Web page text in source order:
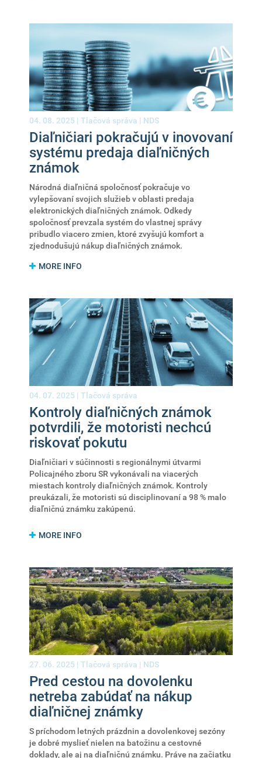
04. 08. 2025 | Tlačová správa | NDS
Diaľničiari pokračujú v inovovaní
systému predaja diaľničných
známok
Národná diaľničná spoločnosť pokračuje vo
vylepšovaní svojich služieb v oblasti predaja
elektronických diaľničných známok. Odkedy
spoločnosť prevzala systém do vlastnej správy
pribudlo viacero zmien, ktoré zvyšujú komfort a
zjednodušujú nákup diaľničných známok.
MORE INFO
04. 07. 2025 | Tlačová správa
Kontroly diaľničných známok
potvrdili, že motoristi nechcú
riskovať pokutu
Diaľničiari v súčinnosti s regionálnymi útvarmi
Policajného zboru SR vykonávali na viacerých
miestach kontroly diaľničných známok. Kontroly
preukázali, že motoristi sú disciplinovaní a 98 % malo
diaľničnú známku zakúpenú.
MORE INFO
27. 06. 2025 | Tlačová správa | NDS
Pred cestou na dovolenku
netreba zabúdať na nákup
diaľničnej známky
S príchodom letných prázdnin a dovolenkovej sezóny
je dobré myslieť nielen na batožinu a cestovné
doklady, ale aj na diaľničnú známku. Práve na začiatku